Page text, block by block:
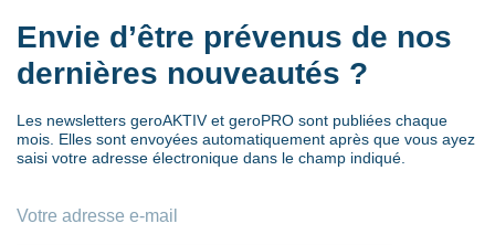
Envie d’être prévenus de nos
dernières nouveautés ?
Les newsletters geroAKTIV et geroPRO sont publiées chaque
mois. Elles sont envoyées automatiquement après que vous ayez
saisi votre adresse électronique dans le champ indiqué.